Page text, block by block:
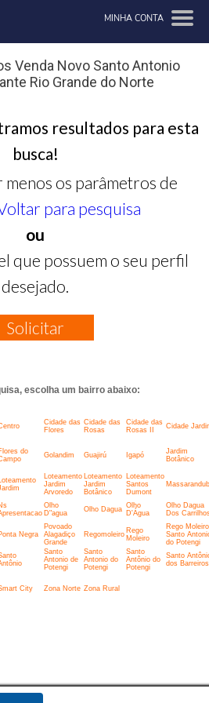
MINHA CONTA
Venda Novo Santo Antonio
Rio Grande do Norte
resultados para esta
busca!
os parâmetros de
para pesquisa
ou
que possuem o seu perfil
desejado.
Solicitar
escolha um bairro abaixo:
Cidade das
Flores
Cidade das
Rosas
Cidade das
Rosas II
Cidade
do
Golandim Guajirú Igapó
Jardim
Botânico
Loteamento
Loteamento
Jardim
Arvoredo
Loteamento
Jardim
Botânico
Loteamento
Santos
Dumont
Olho
D"agua
Olho Dagua Olho
D'Água
Olho Dagua
Dos
Negra
Povoado
Alagadiço
Grande
Regomoleiro Rego
Moleiro
Rego
Santo
do Potengi
Santo
Antonio de
Potengi
Santo
Antonio do
Potengi
Santo
Antônio do
Potengi
Santo
dos Barreiros
City Zona Norte Zona Rural